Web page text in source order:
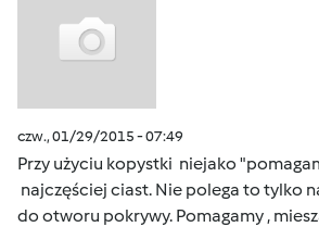
czw., 01/29/2015 - 07:49
Przy użyciu kopystki niejako
najczęściej ciast. Nie polega to tylko
do otworu pokrywy. Pomagamy ,